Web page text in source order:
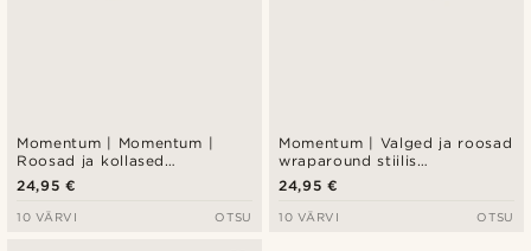
Momentum | Momentum |
Roosad ja kollased
wraparound stiilis
spordipäikeseprillid
24,95 €
10 VÄRVI OTSU
Momentum | Valged ja roosad
wraparound stiilis
spordipäikeseprillid
24,95 €
10 VÄRVI OTSU